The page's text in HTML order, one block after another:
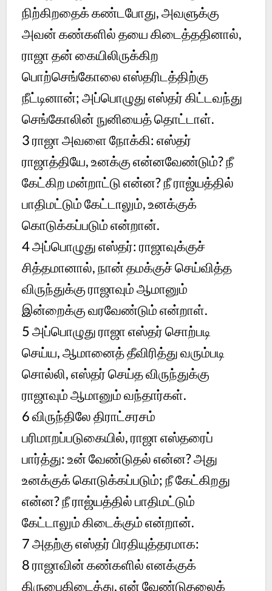
நிற்கிறதைக் கண்டபோது, அவளுக்கு
அவன் கண்களில் தயை கிடைத்ததினால்,
ராஜா தன் கையிலிருக்கிற
பொற்செங்கோலை எஸ்தரிடத்திற்கு
நீட்டினான்; அப்பொழுது எஸ்தர் கிட்டவந்து
செங்கோலின் நுனியைத் தொட்டாள்.
3 ராஜா அவளை நோக்கி: எஸ்தர்
ராஜாத்தியே, உனக்கு என்னவேண்டும்? நீ
கேட்கிற மன்றாட்டு என்ன? நீ ராஜ்யத்தில்
பாதிமட்டும் கேட்டாலும், உனக்குக்
கொடுக்கப்படும் என்றான்.
4 அப்பொழுது எஸ்தர்: ராஜாவுக்குச்
சித்தமானால், நான் தமக்குச் செய்வித்த
விருந்துக்கு ராஜாவும் ஆமானும்
இன்றைக்கு வரவேண்டும் என்றாள்.
5 அப்பொழுது ராஜா எஸ்தர் சொற்படி
செய்ய, ஆமானைத் தீவிரித்து வரும்படி
சொல்லி, எஸ்தர் செய்த விருந்துக்கு
ராஜாவும் ஆமானும் வந்தார்கள்.
6 விருந்திலே திராட்சரசம்
பரிமாறப்படுகையில், ராஜா எஸ்தரைப்
பார்த்து: உன் வேண்டுதல் என்ன? அது
உனக்குக் கொடுக்கப்படும்; நீ கேட்கிறது
என்ன? நீ ராஜ்யத்தில் பாதிமட்டும்
கேட்டாலும் கிடைக்கும் என்றான்.
7 அதற்கு எஸ்தர் பிரதியுத்தரமாக:
8 ராஜாவின் கண்களில் எனக்குக்
கிருபைகிடைத்து, என் வேண்டுதலைக்